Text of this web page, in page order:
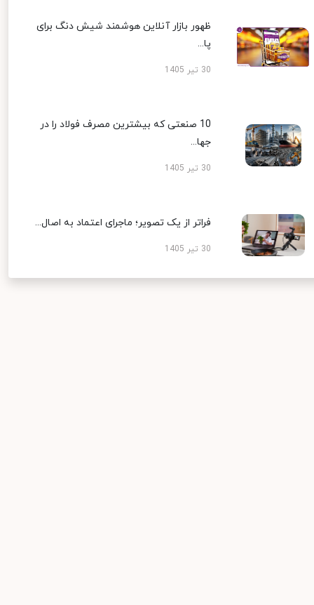
ظهور بازار آنلاین هوشمند شیش دنگ برای
پا...
30 تیر 1405
10 صنعتی که بیشترین مصرف فولاد را در
جها...
30 تیر 1405
فراتر از یک تصویر؛ ماجرای اعتماد به اصال...
30 تیر 1405